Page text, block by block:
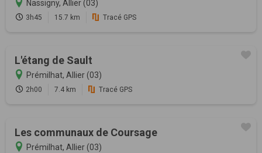
Nassigny, Allier (03)
3h45 15.7 km Tracé GPS
L'étang de Sault
Prémilhat, Allier (03)
2h00 7.4 km Tracé GPS
Les communaux de Coursage
Prémilhat, Allier (03)